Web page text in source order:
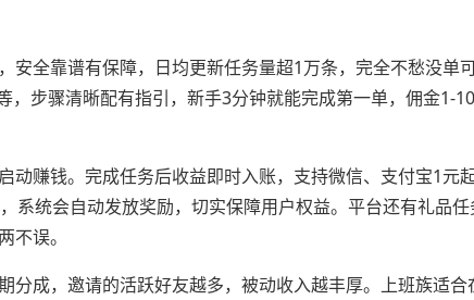
安全靠谱有保障，日均更新任务量超1万条，完全不愁没单
，步骤清晰配有指引，新手3分钟就能完成第一单，佣金1-
动赚钱。完成任务后收益即时入账，支持微信、支付宝1元
系统会自动发放奖励，切实保障用户权益。平台还有礼品
不误。
分成，邀请的活跃好友越多，被动收入越丰厚。上班族适合